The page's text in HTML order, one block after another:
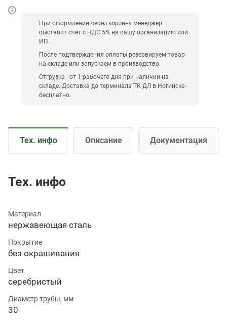
При оформлении через корзину менеджер
выставит счёт с НДС 5% на вашу организацию или
ИП.
После подтверждения оплаты резервируем товар
на складе или запускаем в производство.
Отгрузка - от 1 рабочего дня при наличии на
складе. Доставка до терминала ТК ДЛ в Ногинске -
бесплатно.
Тех. инфо Описание Документация
Тех. инфо
Материал
нержавеющая сталь
Покрытие
без окрашивания
Цвет
серебристый
Диаметр трубы, мм
30